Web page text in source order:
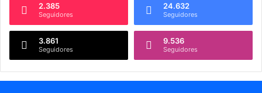
i
2.385
Seguidores
24.632
Seguidores
3.861
Seguidores
9.536
Seguidores